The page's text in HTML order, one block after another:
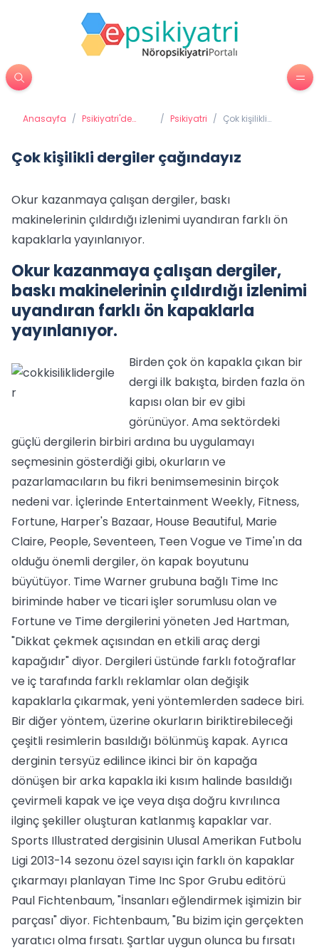
Anasayfa / Psikiyatri'de
/ Psikiyatri / Çok kişilikli
Çok kişilikli dergiler çağındayız
Okur kazanmaya çalışan dergiler, baskı
makinelerinin çıldırdığı izlenimi uyandıran farklı ön
kapaklarla yayınlanıyor.
Okur kazanmaya çalışan dergiler,
baskı makinelerinin çıldırdığı izlenimi
uyandıran farklı ön kapaklarla
yayınlanıyor.
Birden çok ön kapakla çıkan bir
dergi ilk bakışta, birden fazla ön
kapısı olan bir ev gibi
görünüyor. Ama sektördeki
güçlü dergilerin birbiri ardına bu uygulamayı
seçmesinin gösterdiği gibi, okurların ve
pazarlamacıların bu fikri benimsemesinin birçok
nedeni var. İçlerinde Entertainment Weekly, Fitness,
Fortune, Harper's Bazaar, House Beautiful, Marie
Claire, People, Seventeen, Teen Vogue ve Time'ın da
olduğu önemli dergiler, ön kapak boyutunu
büyütüyor. Time Warner grubuna bağlı Time Inc
biriminde haber ve ticari işler sorumlusu olan ve
Fortune ve Time dergilerini yöneten Jed Hartman,
"Dikkat çekmek açısından en etkili araç dergi
kapağıdır" diyor. Dergileri üstünde farklı fotoğraflar
ve iç tarafında farklı reklamlar olan değişik
kapaklarla çıkarmak, yeni yöntemlerden sadece biri.
Bir diğer yöntem, üzerine okurların biriktirebileceği
çeşitli resimlerin basıldığı bölünmüş kapak. Ayrıca
derginin tersyüz edilince ikinci bir ön kapağa
dönüşen bir arka kapakla iki kısım halinde basıldığı
çevirmeli kapak ve içe veya dışa doğru kıvrılınca
ilginç şekiller oluşturan katlanmış kapaklar var.
Sports Illustrated dergisinin Ulusal Amerikan Futbolu
Ligi 2013-14 sezonu özel sayısı için farklı ön kapaklar
çıkarmayı planlayan Time Inc Spor Grubu editörü
Paul Fichtenbaum, "İnsanları eğlendirmek işimizin bir
parçası" diyor. Fichtenbaum, "Bu bizim için gerçekten
yaratıcı olma fırsatı. Şartlar uygun olunca bu fırsatı